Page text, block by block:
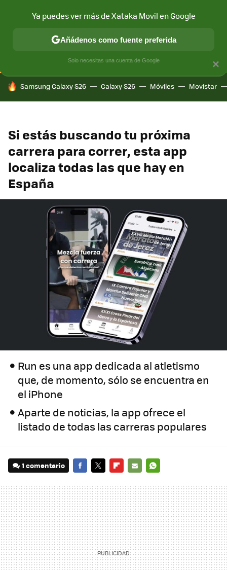
CONECTIVIDAD MÓVIL Y SOCIEDAD APLICACIONES
HOY SE HABLA DE
Samsung Galaxy S26 Galaxy S26 Móviles Movistar
Si estás buscando tu próxima
carrera para correr, esta app
localiza todas las que hay en
España
Run es una app dedicada al atletismo
que, de momento, sólo se encuentra en
el iPhone
Aparte de noticias, la app ofrece el
listado de todas las carreras populares
1 comentario
MAIL
×
Ya puedes ver más de Xataka Movil en Google
Añádenos como fuente preferida
Solo necesitas una cuenta de Google